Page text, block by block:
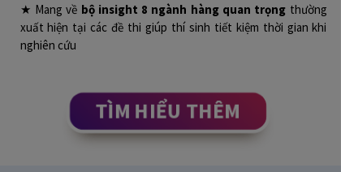
★ Mang về bộ insight 8 ngành hàng quan trọng thường
xuất hiện tại các đề thi giúp thí sinh tiết kiệm thời gian khi
nghiên cứu
TÌM HIỂU THÊM